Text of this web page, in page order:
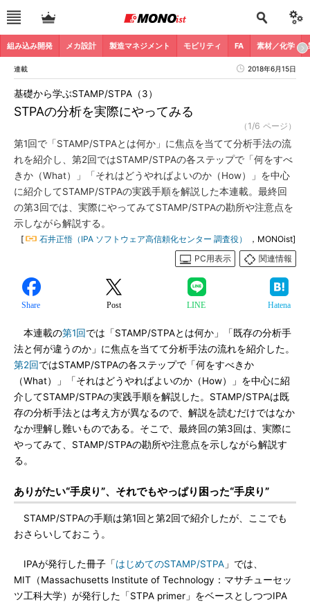
組み込み開発 メカ設計 製造マネジメント モビリティ FA 素材／化学
連載 2018年6月15日
STPAの分析を実際にやってみる
基礎から学ぶSTAMP/STPA（3）
（1/6 ページ）
第1回で「STAMP/STPAとは何か」に焦点を当てて分析手法の流
れを紹介し、第2回ではSTAMP/STPAの各ステップで「何をすべ
きか（What）」「それはどうやればよいのか（How）」を中心
に紹介してSTAMP/STPAの実践手順を解説した本連載。最終回
の第3回では、実際にやってみてSTAMP/STPAの勘所や注意点を
示しながら解説する。
[ 石井正悟（IPA ソフトウェア高信頼化センター 調査役）
，MONOist]
PC用表示
関連情報
Share Post LINE Hatena
本連載の第1回では「STAMP/STPAとは何か」「既存の分析手
法と何が違うのか」に焦点を当てて分析手法の流れを紹介した。
第2回ではSTAMP/STPAの各ステップで「何をすべきか
（What）」「それはどうやればよいのか（How）」を中心に紹
介してSTAMP/STPAの実践手順を解説した。STAMP/STPAは既
存の分析手法とは考え方が異なるので、解説を読むだけではなか
なか理解し難いものである。そこで、最終回の第3回は、実際に
やってみて、STAMP/STPAの勘所や注意点を示しながら解説す
る。
ありがたい“手戻り”、それでもやっぱり困った“手戻り”
STAMP/STPAの手順は第1回と第2回で紹介したが、ここでも
おさらいしておこう。
IPAが発行した冊子「はじめてのSTAMP/STPA 」では、
MIT（Massachusetts Institute of Technology：マサチューセッ
ツ工科大学）が発行した「STPA primer」をベースとしつつIPA